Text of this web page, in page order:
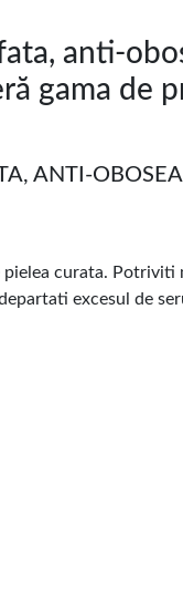
anti-
gama de
ANTI-
curata.
excesul de